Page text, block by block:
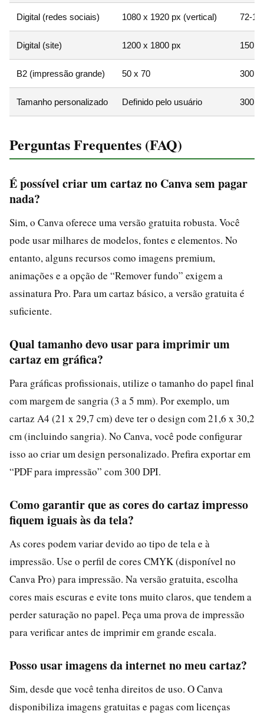
Digital (redes sociais) 1080 x 1920 px (vertical) 72-
Digital (site) 1200 x 1800 px 150
B2 (impressão grande) 50 x 70 300
Tamanho personalizado Definido pelo usuário 300
Perguntas Frequentes (FAQ)
É possível criar um cartaz no Canva sem pagar
nada?
Sim, o Canva oferece uma versão gratuita robusta. Você
pode usar milhares de modelos, fontes e elementos. No
entanto, alguns recursos como imagens premium,
animações e a opção de “Remover fundo” exigem a
assinatura Pro. Para um cartaz básico, a versão gratuita é
suficiente.
Qual tamanho devo usar para imprimir um
cartaz em gráfica?
Para gráficas profissionais, utilize o tamanho do papel final
com margem de sangria (3 a 5 mm). Por exemplo, um
cartaz A4 (21 x 29,7 cm) deve ter o design com 21,6 x 30,2
cm (incluindo sangria). No Canva, você pode configurar
isso ao criar um design personalizado. Prefira exportar em
“PDF para impressão” com 300 DPI.
Como garantir que as cores do cartaz impresso
fiquem iguais às da tela?
As cores podem variar devido ao tipo de tela e à
impressão. Use o perfil de cores CMYK (disponível no
Canva Pro) para impressão. Na versão gratuita, escolha
cores mais escuras e evite tons muito claros, que tendem a
perder saturação no papel. Peça uma prova de impressão
para verificar antes de imprimir em grande escala.
Posso usar imagens da internet no meu cartaz?
Sim, desde que você tenha direitos de uso. O Canva
disponibiliza imagens gratuitas e pagas com licenças